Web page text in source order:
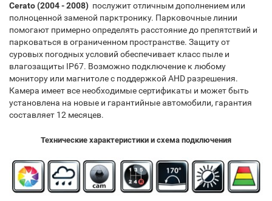
Cerato (2004 - 2008) послужит отличным дополнением или
полноценной заменой парктронику. Парковочные линии
помогают примерно определять расстояние до препятствий и
парковаться в ограниченном пространстве. Защиту от
суровых погодных условий обеспечивает класс пыле и
влагозащиты IP67. Возможно подключение к любому
монитору или магнитоле с поддержкой AHD разрешения.
Камера имеет все необходимые сертификаты и может быть
установлена на новые и гарантийные автомобили, гарантия
составляет 12 месяцев.
Технические характеристики и схема подключения